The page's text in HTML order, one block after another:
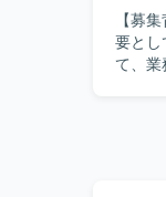
【募
要としております。 【作業内容
て、